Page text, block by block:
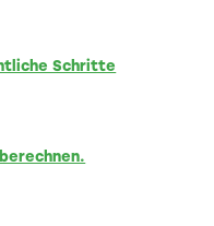
Schritte